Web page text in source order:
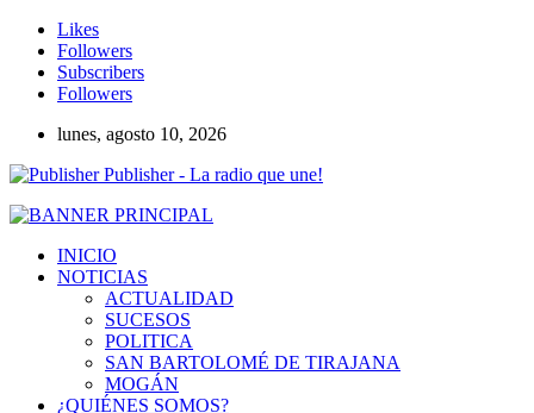
Likes
Followers
Subscribers
Followers
lunes, agosto 10, 2026
Publisher - La radio que une!
INICIO
NOTICIAS
ACTUALIDAD
SUCESOS
POLITICA
SAN BARTOLOMÉ DE TIRAJANA
MOGÁN
¿QUIÉNES SOMOS?